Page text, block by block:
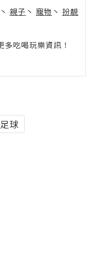
丶 親子 丶 寵物 丶 扮靚
吃喝玩樂資訊！
足球